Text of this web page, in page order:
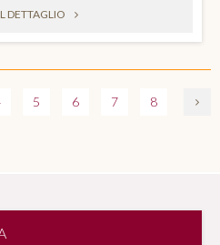
DETTAGLIO
5 6 7 8